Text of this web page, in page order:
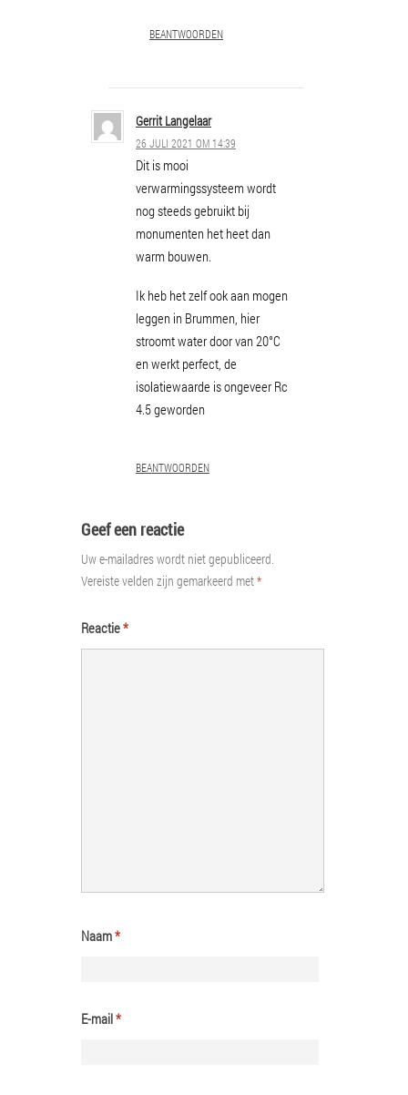
BEANTWOORDEN
Gerrit Langelaar
26 JULI 2021 OM 14:39
Dit is mooi
verwarmingssysteem wordt
nog steeds gebruikt bij
monumenten het heet dan
warm bouwen.
Ik heb het zelf ook aan mogen
leggen in Brummen, hier
stroomt water door van 20°C
en werkt perfect, de
isolatiewaarde is ongeveer Rc
4.5 geworden
BEANTWOORDEN
Geef een reactie
Uw e-mailadres wordt niet gepubliceerd.
Vereiste velden zijn gemarkeerd met*
Reactie*
Naam*
E-mail*